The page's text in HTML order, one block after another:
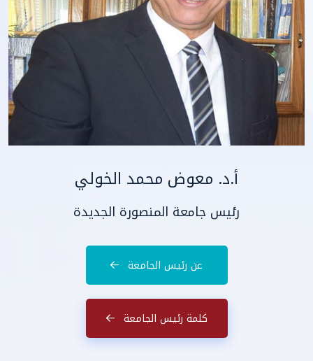
أ.د. معوض محمد الخولي
رئيس جامعة المنصورة الجديدة
عن رئيس الجامعة
كلمة رئيس الجامعة